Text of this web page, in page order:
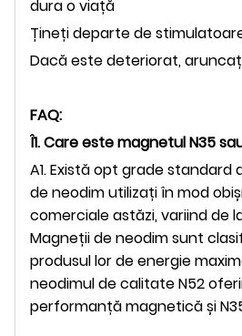
dura o viață
Țineți departe de
Dacă este deteriorat,
FAQ:
Î1. Care este magnetul N35
A1. Există opt grade
de neodim utilizați în mod
comerciale astăzi, variind de
Magneții de neodim sunt
produsul lor de energie
neodimul de calitate N52
performanță magnetică și